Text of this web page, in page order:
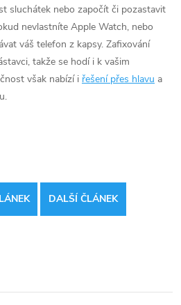
sluchátek nebo započít či pozastavit
nevlastníte Apple Watch, nebo
váš telefon z kapsy. Zafixování
takže se hodí i k vašim
však nabízí i řešení přes hlavu a
DALŠÍ ČLÁNEK